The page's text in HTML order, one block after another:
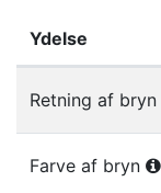
Ydelse
Retning af bryn
Farve af bryn